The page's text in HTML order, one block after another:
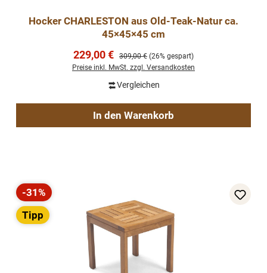
Hocker CHARLESTON aus Old-Teak-Natur ca.
45×45×45 cm
Verkaufspreis:
229,00 € Regulärer Preis:
309,00 € (26% gespart)
Preise inkl. MwSt. zzgl. Versandkosten
Vergleichen
In den Warenkorb
Rabatt
-31%
Tipp